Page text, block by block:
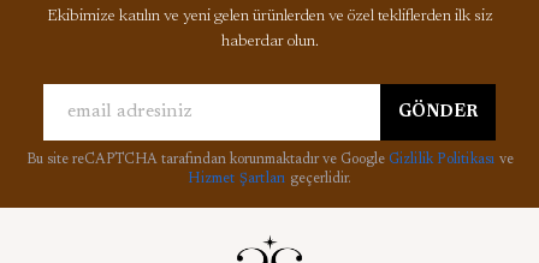
Ekibimize katılın ve yeni gelen ürünlerden ve özel tekliflerden ilk siz
haberdar olun.
GÖNDER
Bu site reCAPTCHA tarafından korunmaktadır ve Google Gizlilik Politikası ve
Hizmet Şartları geçerlidir.